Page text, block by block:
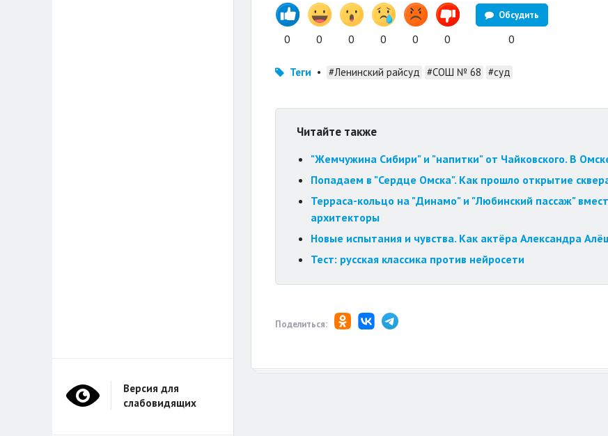
0 0 0 0 0 0
Обсудить
0
Теги • #Ленинский райсуд #СОШ № 68 #суд
Читайте также
"Жемчужина Сибири" и "напитки" от Чайковского. В
Попадаем в "Сердце Омска". Как прошло открытие
Терраса-кольцо на "Динамо" и "Любинский пассаж"
архитекторы
Новые испытания и чувства. Как актёра Александра
Тест: русская классика против нейросети
Поделиться:
Версия для
слабовидящих